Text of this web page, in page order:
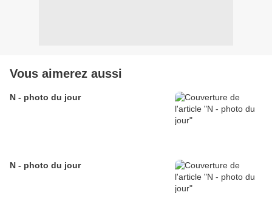
Vous aimerez aussi
N - photo du jour
N - photo du jour